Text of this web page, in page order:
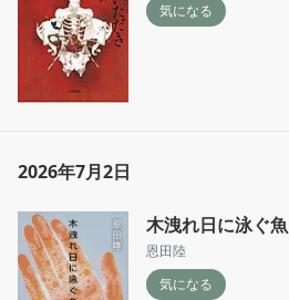
気になる
2026年7月2日
木洩れ日に泳ぐ魚
恩田陸
気になる